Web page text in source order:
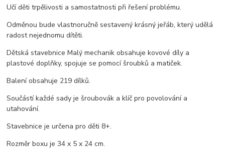
Učí děti trpělivosti a samostatnosti při řešení problému.
Odměnou bude vlastnoručně sestavený krásný jeřáb, který udělá
radost nejednomu dítěti.
Dětská stavebnice Malý mechanik obsahuje kovové díly a
plastové doplňky, spojuje se pomocí šroubků a matiček.
Balení obsahuje 219 dílků.
Součástí každé sady je šroubovák a klíč pro povolování a
utahování.
Stavebnice je určena pro děti 8+.
Rozměr boxu je 34 x 5 x 24 cm.